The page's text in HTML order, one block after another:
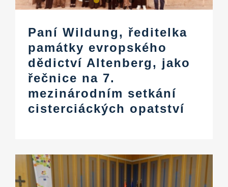
Paní Wildung, ředitelka
památky evropského
dědictví Altenberg, jako
řečnice na 7.
mezinárodním setkání
cisterciáckých opatství